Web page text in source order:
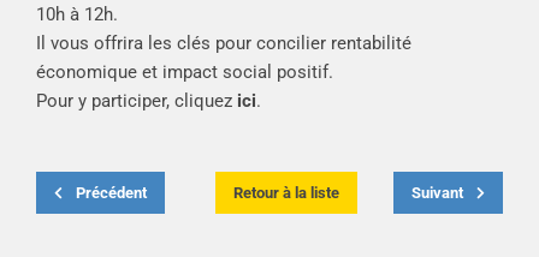
10h à 12h.
Il vous offrira les clés pour concilier rentabilité
économique et impact social positif.
Pour y participer, cliquez ici.
Précédent Retour à la liste Suivant